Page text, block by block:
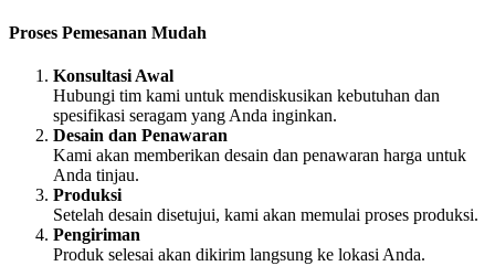
Proses Pemesanan Mudah
Konsultasi Awal
Hubungi tim kami untuk mendiskusikan kebutuhan dan
spesifikasi seragam yang Anda inginkan.
Desain dan Penawaran
Kami akan memberikan desain dan penawaran harga untuk
Anda tinjau.
Produksi
Setelah desain disetujui, kami akan memulai proses produksi.
Pengiriman
Produk selesai akan dikirim langsung ke lokasi Anda.